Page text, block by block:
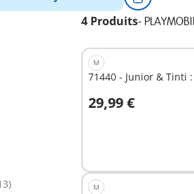
4 Produits-
M
71440 - Junior & Tinti
29,99 €
Au panier
M